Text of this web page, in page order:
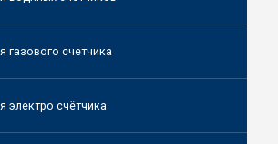
газового счетчика
электро счётчика